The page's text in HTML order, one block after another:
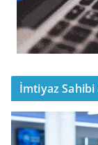
İmtiyaz Sahibi